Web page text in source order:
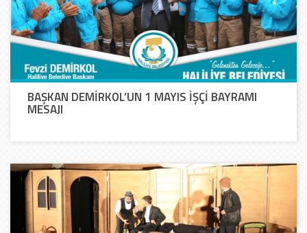
BAŞKAN DEMİRKOL’UN 1 MAYIS İŞÇİ BAYRAMI
MESAJI